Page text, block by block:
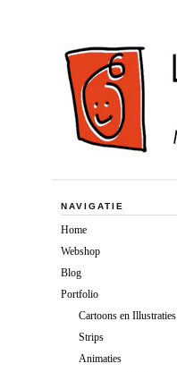
NAVIGATIE
Home
Webshop
Blog
Portfolio
Cartoons en Illustraties
Strips
Animaties